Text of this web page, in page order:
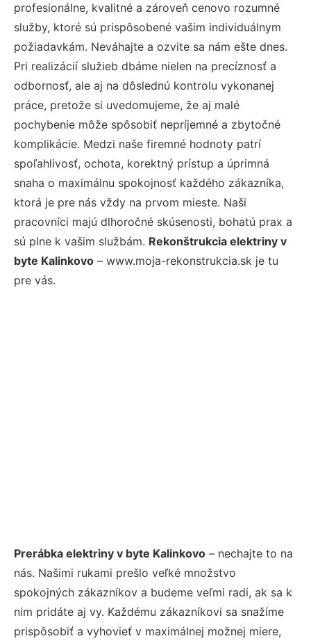
profesionálne, kvalitné a zároveň cenovo rozumné
služby, ktoré sú prispôsobené vašim individuálnym
požiadavkám. Neváhajte a ozvite sa nám ešte dnes.
Pri realizácií služieb dbáme nielen na precíznosť a
odbornosť, ale aj na dôslednú kontrolu vykonanej
práce, pretože si uvedomujeme, že aj malé
pochybenie môže spôsobiť nepríjemné a zbytočné
komplikácie. Medzi naše firemné hodnoty patrí
spoľahlivosť, ochota, korektný prístup a úprimná
snaha o maximálnu spokojnosť každého zákazníka,
ktorá je pre nás vždy na prvom mieste. Naši
pracovníci majú dlhoročné skúsenosti, bohatú prax a
sú plne k vašim službám. Rekonštrukcia elektriny v
byte Kalinkovo – www.moja-rekonstrukcia.sk je tu
pre vás.
Prerábka elektriny v byte Kalinkovo – nechajte to na
nás. Našimi rukami prešlo veľké množstvo
spokojných zákazníkov a budeme veľmi radi, ak sa k
nim pridáte aj vy. Každému zákazníkovi sa snažíme
prispôsobiť a vyhovieť v maximálnej možnej miere,